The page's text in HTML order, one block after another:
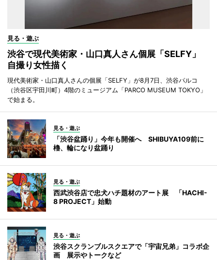
見る・遊ぶ
渋谷で現代美術家・山口真人さん個展「SELFY」
自撮り女性描く
現代美術家・山口真人さんの個展「SELFY」が8月7日、渋谷パルコ
（渋谷区宇田川町）4階のミュージアム「PARCO MUSEUM TOKYO」
で始まる。
見る・遊ぶ
「渋谷盆踊り」今年も開催へ SHIBUYA109前に
櫓、輪になり盆踊り
見る・遊ぶ
西武渋谷店で忠犬ハチ題材のアート展 「HACHI-
8 PROJECT」始動
見る・遊ぶ
渋谷スクランブルスクエアで「宇宙兄弟」コラボ企
画 展示やトークなど